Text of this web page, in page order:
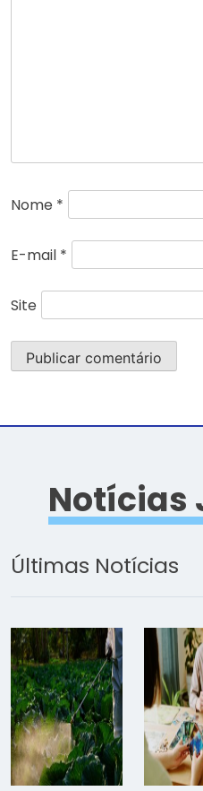
Nome *
E-mail *
Site
Notícias
Últimas Notícias